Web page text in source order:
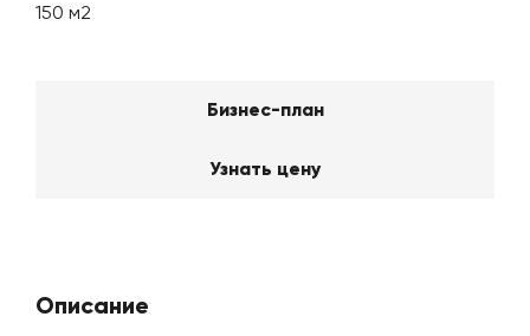
150 м2
Бизнес-план
Узнать цену
Описание